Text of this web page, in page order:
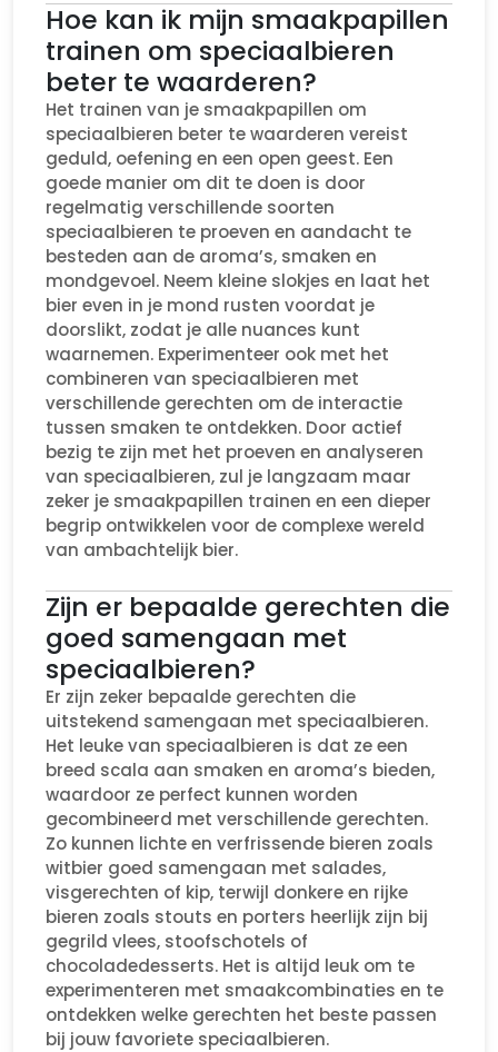
Hoe kan ik mijn smaakpapillen
trainen om speciaalbieren
beter te waarderen?
Het trainen van je smaakpapillen om
speciaalbieren beter te waarderen vereist
geduld, oefening en een open geest. Een
goede manier om dit te doen is door
regelmatig verschillende soorten
speciaalbieren te proeven en aandacht te
besteden aan de aroma’s, smaken en
mondgevoel. Neem kleine slokjes en laat het
bier even in je mond rusten voordat je
doorslikt, zodat je alle nuances kunt
waarnemen. Experimenteer ook met het
combineren van speciaalbieren met
verschillende gerechten om de interactie
tussen smaken te ontdekken. Door actief
bezig te zijn met het proeven en analyseren
van speciaalbieren, zul je langzaam maar
zeker je smaakpapillen trainen en een dieper
begrip ontwikkelen voor de complexe wereld
van ambachtelijk bier.
Zijn er bepaalde gerechten die
goed samengaan met
speciaalbieren?
Er zijn zeker bepaalde gerechten die
uitstekend samengaan met speciaalbieren.
Het leuke van speciaalbieren is dat ze een
breed scala aan smaken en aroma’s bieden,
waardoor ze perfect kunnen worden
gecombineerd met verschillende gerechten.
Zo kunnen lichte en verfrissende bieren zoals
witbier goed samengaan met salades,
visgerechten of kip, terwijl donkere en rijke
bieren zoals stouts en porters heerlijk zijn bij
gegrild vlees, stoofschotels of
chocoladedesserts. Het is altijd leuk om te
experimenteren met smaakcombinaties en te
ontdekken welke gerechten het beste passen
bij jouw favoriete speciaalbieren.